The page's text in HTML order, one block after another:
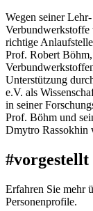
Wegen seiner
Verbundwerkstoffe
richtige
Prof. Robert
Unterstützung
e.V. als
in seiner
Prof. Böhm und
Dmytro Rassokhin
#vorgestellt
Erfahren Sie mehr
Personenprofile.